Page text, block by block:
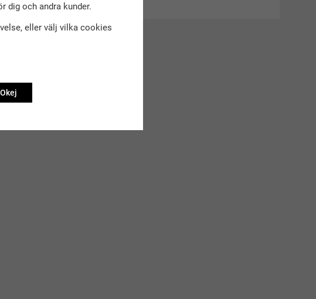
produkt
dig och andra kunder.
eller välj vilka cookies
Okej